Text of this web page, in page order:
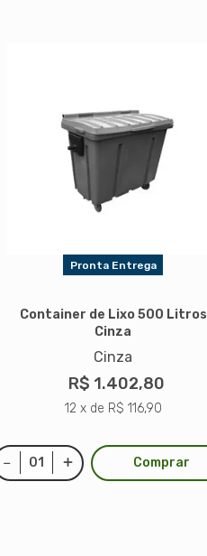
Pronta Entrega
Container de Lixo 500 Litros
Cinza
Cinza
R$ 1.402,80
12 x de R$ 116,90
Comprar